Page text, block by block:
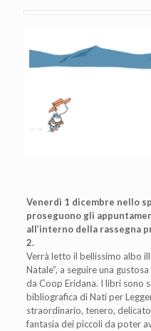
Venerdì 1 dicembre nello
proseguono gli
all’interno della rassegna
2.
Verrà letto il bellissimo albo
Natale”, a seguire una
da Coop Eridana. I libri sono
bibliografica di Nati per
straordinario, tenero,
fantasia dei piccoli da poter